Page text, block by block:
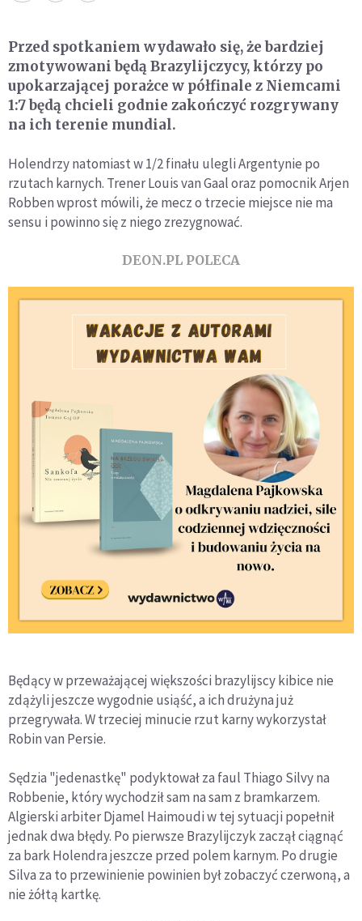
Przed spotkaniem wydawało się, że bardziej
zmotywowani będą Brazylijczycy, którzy po
upokarzającej porażce w półfinale z Niemcami
1:7 będą chcieli godnie zakończyć rozgrywany
na ich terenie mundial.
Holendrzy natomiast w 1/2 finału ulegli Argentynie po
rzutach karnych. Trener Louis van Gaal oraz pomocnik Arjen
Robben wprost mówili, że mecz o trzecie miejsce nie ma
sensu i powinno się z niego zrezygnować.
DEON.PL POLECA
Będący w przeważającej większości brazylijscy kibice nie
zdążyli jeszcze wygodnie usiąść, a ich drużyna już
przegrywała. W trzeciej minucie rzut karny wykorzystał
Robin van Persie.
Sędzia "jedenastkę" podyktował za faul Thiago Silvy na
Robbenie, który wychodził sam na sam z bramkarzem.
Algierski arbiter Djamel Haimoudi w tej sytuacji popełnił
jednak dwa błędy. Po pierwsze Brazylijczyk zaczął ciągnąć
za bark Holendra jeszcze przed polem karnym. Po drugie
Silva za to przewinienie powinien był zobaczyć czerwoną, a
nie żółtą kartkę.